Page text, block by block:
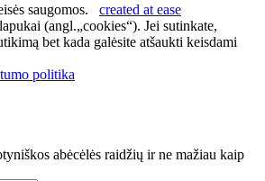
saugomos. created at ease
(angl.„cookies“). Jei sutinkate,
bet kada galėsite atšaukti keisdami
politika
abėcėlės raidžių ir ne mažiau kaip